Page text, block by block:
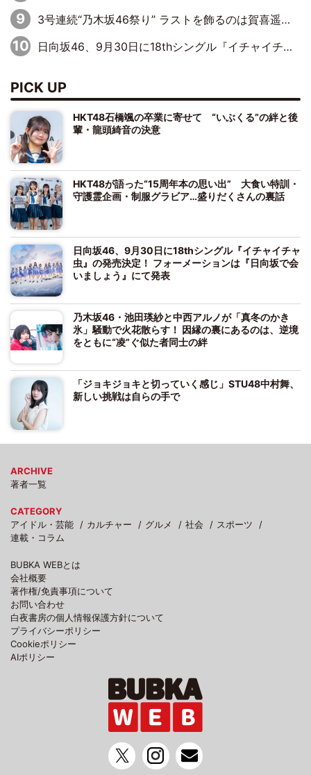
3号連続“乃木坂46祭り” ラストを飾るのは賀喜遥香…5年ぶりの登場に「5年分大人になった私を見ていただけたら」
日向坂46、9月30日に18thシングル『イチャイチャ虫』の発売決定！ フォーメーションは『日向坂で会いましょう』にて発表
PICK UP
HKT48石橋颯の卒業に寄せて “いぶくる”の絆と後
輩・龍頭綺音の決意
HKT48が語った“15周年本の思い出” 大食い特訓・
守護霊企画・制服グラビア…盛りだくさんの裏話
日向坂46、9月30日に18thシングル『イチャイチャ
虫』の発売決定！ フォーメーションは『日向坂で会
いましょう』にて発表
乃木坂46・池田瑛紗と中西アルノが「真冬のかき
氷」騒動で火花散らす！ 因縁の裏にあるのは、逆境
をともに“凌”ぐ似た者同士の絆
「ジョキジョキと切っていく感じ」STU48中村舞、
新しい挑戦は自らの手で
ARCHIVE
著者一覧
CATEGORY
アイドル・芸能
カルチャー グルメ 社会
スポーツ
連載・コラム
BUBKA WEBとは
会社概要
著作権/免責事項について
お問い合わせ
白夜書房の個人情報保護方針について
プライバシーポリシー
Cookieポリシー
AIポリシー